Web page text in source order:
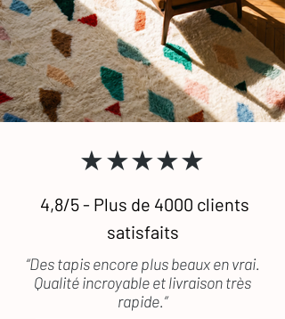
★★★★★
4,8/5 - Plus de 4000 clients
satisfaits
“Des tapis encore plus beaux en vrai.
Qualité incroyable et livraison très
rapide.”